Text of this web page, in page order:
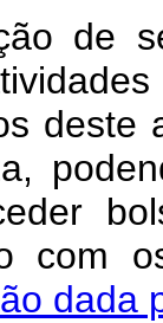
de
deste
com
dada